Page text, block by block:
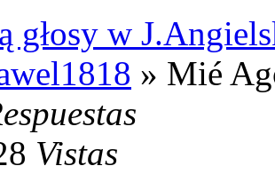
głosy w
» Mié
Vistas